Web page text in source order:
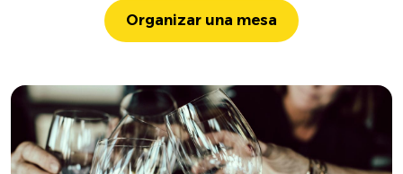
Organizar una mesa